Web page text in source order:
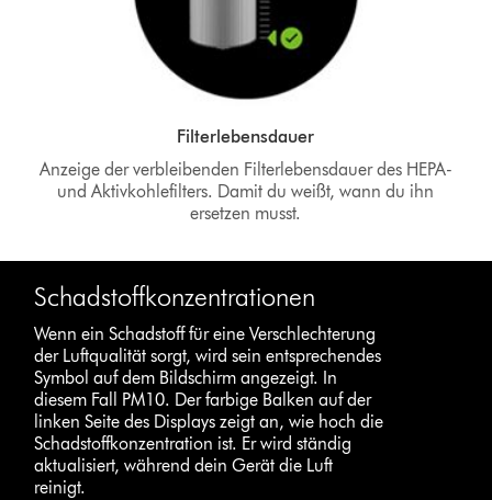
Filterlebensdauer
Anzeige der verbleibenden Filterlebensdauer des HEPA-
und Aktivkohlefilters. Damit du weißt, wann du ihn
ersetzen musst.
Schadstoffkonzentrationen
Wenn ein Schadstoff für eine Verschlechterung
der Luftqualität sorgt, wird sein entsprechendes
Symbol auf dem Bildschirm angezeigt. In
diesem Fall PM10. Der farbige Balken auf der
linken Seite des Displays zeigt an, wie hoch die
Schadstoffkonzentration ist. Er wird ständig
aktualisiert, während dein Gerät die Luft
reinigt.